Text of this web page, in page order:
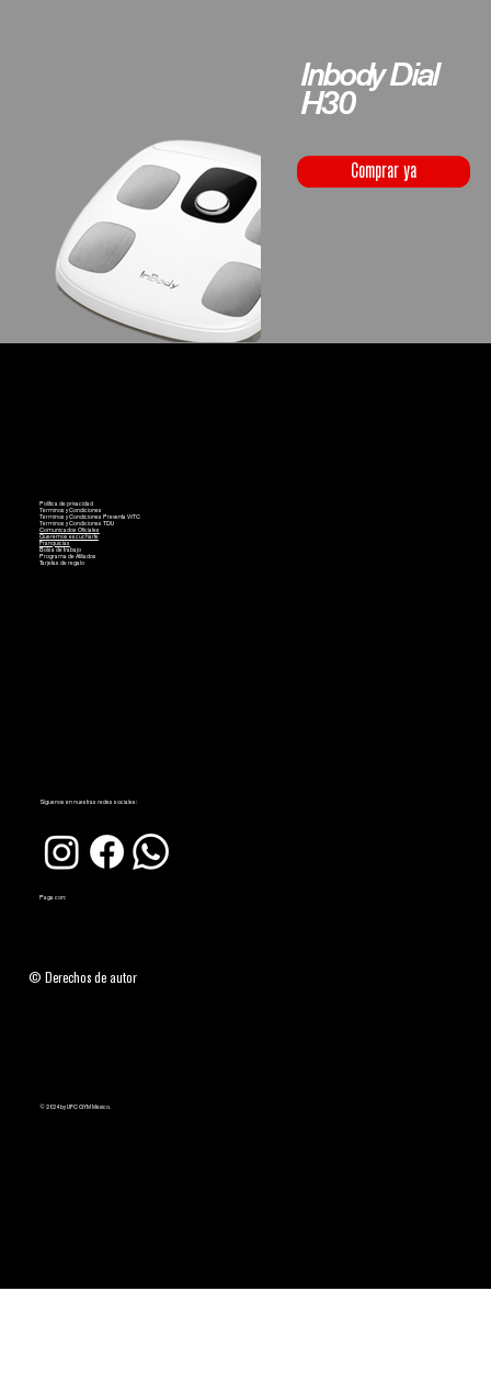
Inbody Dial
H30
Comprar ya
Síguenos en nuestras redes sociales:
Paga con:
© Derechos de autor
Política de privacidad
Términos y Condiciones
Términos y Condiciones Preventa WTC
Términos y Condiciones TDU
Comunicados Oficiales
Queremos escucharte
Franquicias
Bolsa de trabajo
Programa de Afiliados
Tarjetas de regalo
© 2024 by UFC GYM México.